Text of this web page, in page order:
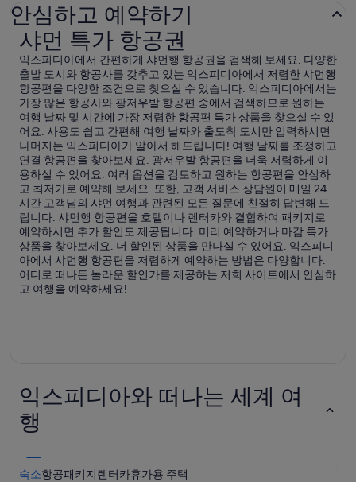
안심하고 예약하기
샤먼 특가 항공권
익스피디아에서 간편하게 샤먼행 항공권을 검색해 보세요. 다양한
출발 도시와 항공사를 갖추고 있는 익스피디아에서 저렴한 샤먼행
항공편을 다양한 조건으로 찾으실 수 있습니다. 익스피디아에서는
가장 많은 항공사와 광저우발 항공편 중에서 검색하므로 원하는
여행 날짜 및 시간에 가장 저렴한 항공편 특가 상품을 찾으실 수 있
어요. 사용도 쉽고 간편해 여행 날짜와 출도착 도시만 입력하시면
나머지는 익스피디아가 알아서 해드립니다! 여행 날짜를 조정하고
연결 항공편을 찾아보세요. 광저우발 항공편을 더욱 저렴하게 이
용하실 수 있어요. 여러 옵션을 검토하고 원하는 항공편을 안심하
고 최저가로 예약해 보세요. 또한, 고객 서비스 상담원이 매일 24
시간 고객님의 샤먼 여행과 관련된 모든 질문에 친절히 답변해 드
립니다. 샤먼행 항공편을 호텔이나 렌터카와 결합하여 패키지로
예약하시면 추가 할인도 제공됩니다. 미리 예약하거나 마감 특가
상품을 찾아보세요. 더 할인된 상품을 만나실 수 있어요. 익스피디
아에서 샤먼행 항공편을 저렴하게 예약하는 방법은 다양합니다.
어디로 떠나든 놀라운 할인가를 제공하는 저희 사이트에서 안심하
고 여행을 예약하세요!
샤먼 특가 항공권
익스피디아와 떠나는 세계 여
행
숙소항공패키지렌터카휴가용 주택